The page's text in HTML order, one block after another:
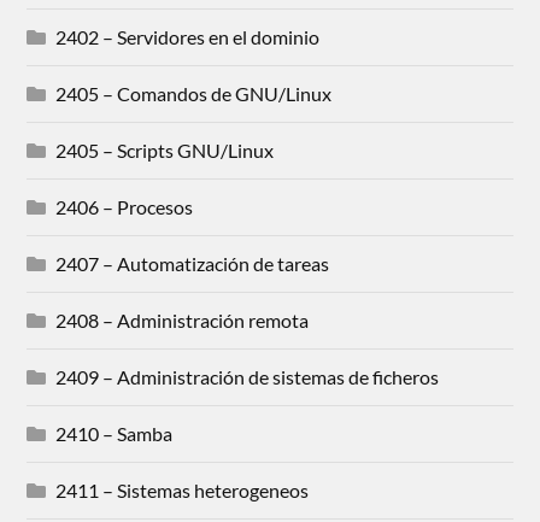
2402 – Servidores en el dominio
2405 – Comandos de GNU/Linux
2405 – Scripts GNU/Linux
2406 – Procesos
2407 – Automatización de tareas
2408 – Administración remota
2409 – Administración de sistemas de ficheros
2410 – Samba
2411 – Sistemas heterogeneos